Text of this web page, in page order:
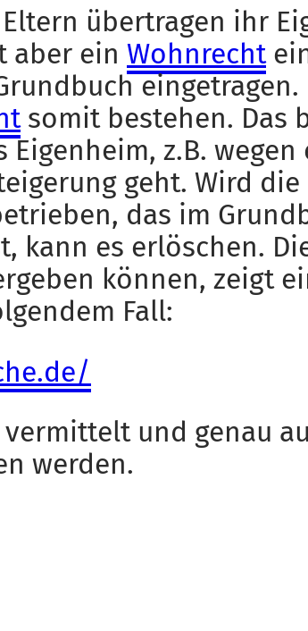
übertragen ihr
aber ein Wohnrecht
eingetragen.
somit bestehen. Das
z.B. wegen
geht. Wird die
das im
kann es erlöschen.
können, zeigt
Fall:
und genau
werden.